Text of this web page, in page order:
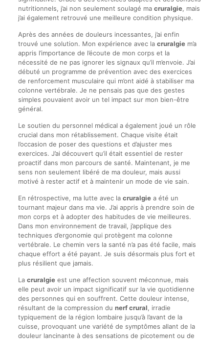
nutritionnels, j’ai non seulement soulagé ma cruralgie, mais
j’ai également retrouvé une meilleure condition physique.
Après des années de douleurs incessantes, j’ai enfin
trouvé une solution. Mon expérience avec la cruralgiem’a
appris l’importance de l’écoute de mon corps et la
nécessité de ne pas ignorer les signaux qu’il m’envoie. J’ai
débuté un programme de prévention avec des exercices
de renforcement musculaire qui m’ont aidé à stabiliser ma
colonne vertébrale. Je ne pensais pas que des gestes
simples pouvaient avoir un tel impact sur mon bien-être
général.
Le soutien du personnel médical a également joué un rôle
crucial dans mon rétablissement. Chaque visite était
l’occasion de poser des questions et d’ajuster mes
exercices. J’ai découvert qu’il était essentiel de rester
proactif dans mon parcours de santé. Maintenant, je me
sens non seulement libéré de ma douleur, mais aussi
motivé à rester actif et à maintenir un mode de vie sain.
En rétrospective, ma lutte avec la cruralgiea été un
tournant majeur dans ma vie. J’ai appris à prendre soin de
mon corps et à adopter des habitudes de vie meilleures.
Dans mon environnement de travail, j’applique des
techniques d’ergonomie qui protègent ma colonne
vertébrale. Le chemin vers la santé n’a pas été facile, mais
chaque effort a été payant. Je suis désormais plus fort et
plus résilient que jamais.
La cruralgieest une affection souvent méconnue, mais
elle peut avoir un impact significatif sur la vie quotidienne
des personnes qui en souffrent. Cette douleur intense,
résultant de la compression du nerf crural, irradie
typiquement de la région lombaire jusqu’à l’avant de la
cuisse, provoquant une variété de symptômes allant de la
douleur lancinante à des sensations de picotement ou de